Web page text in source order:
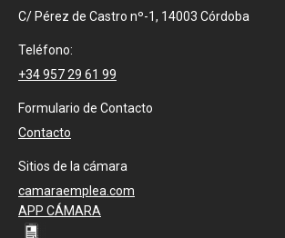
C/ Pérez de Castro nº-1, 14003 Córdoba
Teléfono:
+34 957 29 61 99
Formulario de Contacto
Contacto
Sitios de la cámara
camaraemplea.com
APP CÁMARA